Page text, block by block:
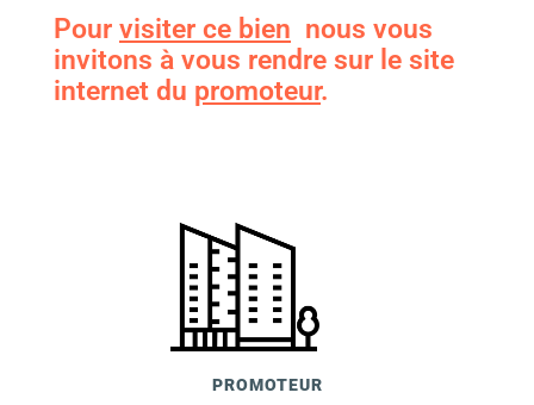
Pour visiter ce bien nous vous
invitons à vous rendre sur le site
internet du promoteur.
PROMOTEUR